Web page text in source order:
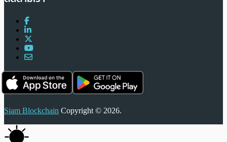
Siam Blockchain Copyright © 2026.